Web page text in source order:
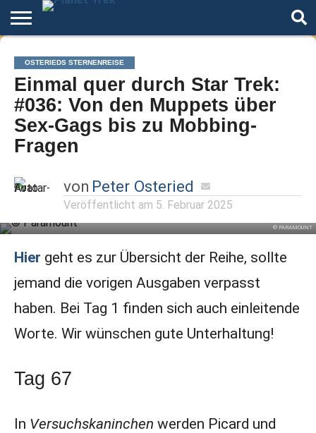
Home
Der
Podcast
Über
Star
Trek
Artikel
Andere
Welten
Autoren
Night
Mode
OSTERIEDS STERNENREISE
Einmal quer durch Star Trek:
#036: Von den Muppets über
Sex-Gags bis zu Mobbing-
Fragen
von Peter Osteried
Veröffentlicht am 5. Februar 2025
© PARAMOUNT
Hier geht es zur Übersicht der Reihe, sollte
jemand die vorigen Ausgaben verpasst
haben. Bei Tag 1 finden sich auch einleitende
Worte. Wir wünschen gute Unterhaltung!
Tag 67
In Versuchskaninchen werden Picard und